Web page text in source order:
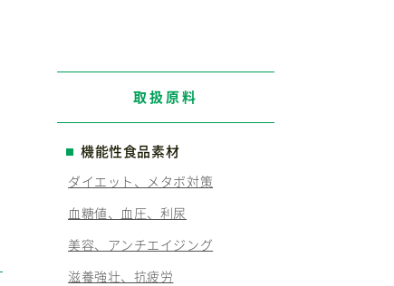
取扱原料
機能性食品素材
ダイエット、メタボ対策
血糖値、血圧、利尿
美容、アンチエイジング
滋養強壮、抗疲労